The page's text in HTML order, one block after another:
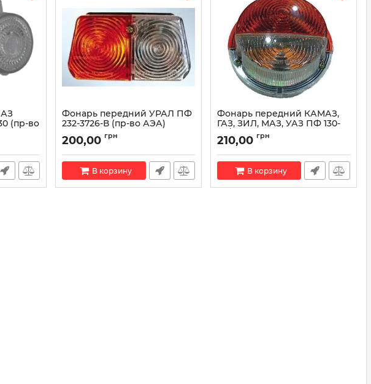
(пр-во
Фонарь передний УРАЛ ПФ
232-3726-В (пр-во АЭА)
Артикул: ПФ 232-3726-В
200,00 грн
В корзину
Фонарь передний КАМАЗ,
ГАЗ, ЗИЛ, МАЗ, УАЗ ПФ 130-
02/ПФ 130Б-02 (пр-во АЭА)
Артикул: ПФ 130-02/ПФ 130Б-02
210,00 грн
В корзину